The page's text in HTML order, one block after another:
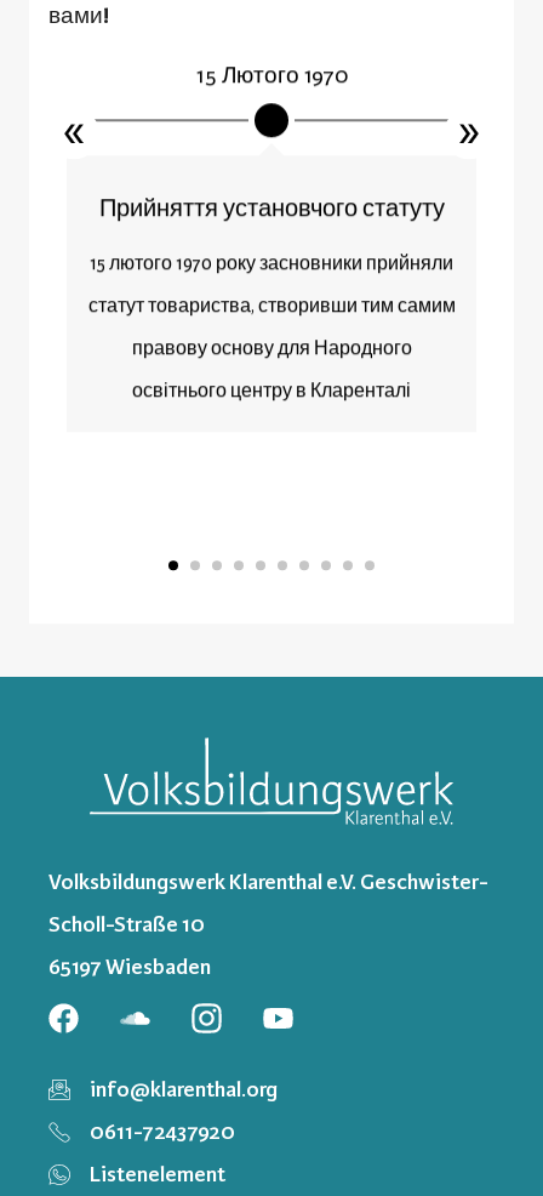
вами!
15 Лютого 1970
Прийняття установчого статуту
15 лютого 1970 року засновники прийняли
статут товариства, створивши тим самим
правову основу для Народного
освітнього центру в Кларенталі
Volksbildungswerk Klarenthal e.V. Geschwister-
Scholl-Straße 10
65197 Wiesbaden
info@klarenthal.org
0611-72437920
Listenelement